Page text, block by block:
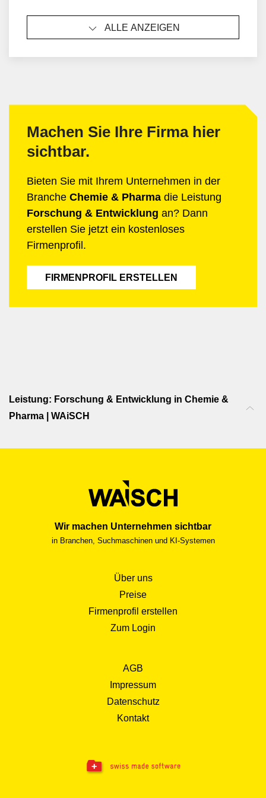
nicht mit der eigentlichen Entwicklungsleistung
ALLE ANZEIGEN
Machen Sie Ihre Firma hier
sichtbar.
Bieten Sie mit Ihrem Unternehmen in der
Branche Chemie & Pharma die Leistung
Forschung & Entwicklung an? Dann
erstellen Sie jetzt ein kostenloses
Firmenprofil.
FIRMENPROFIL ERSTELLEN
Leistung: Forschung & Entwicklung in Chemie &
Pharma | WAiSCH
Wir machen Unternehmen sichtbar
in Branchen, Suchmaschinen und KI-Systemen
Über uns
Preise
Firmenprofil erstellen
Zum Login
AGB
Impressum
Datenschutz
Kontakt